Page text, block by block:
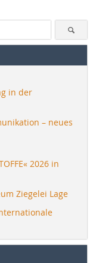
in der
– neues
2026 in
Ziegelei Lage